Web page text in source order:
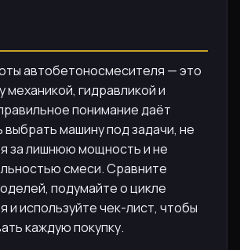
автобетоносмесителя — это
механикой, гидравликой и
понимание даёт
машину под задачи, не
за лишнюю мощность и не
смеси. Сравните
подумайте о цикле
и используйте чек-лист, чтобы
каждую покупку.